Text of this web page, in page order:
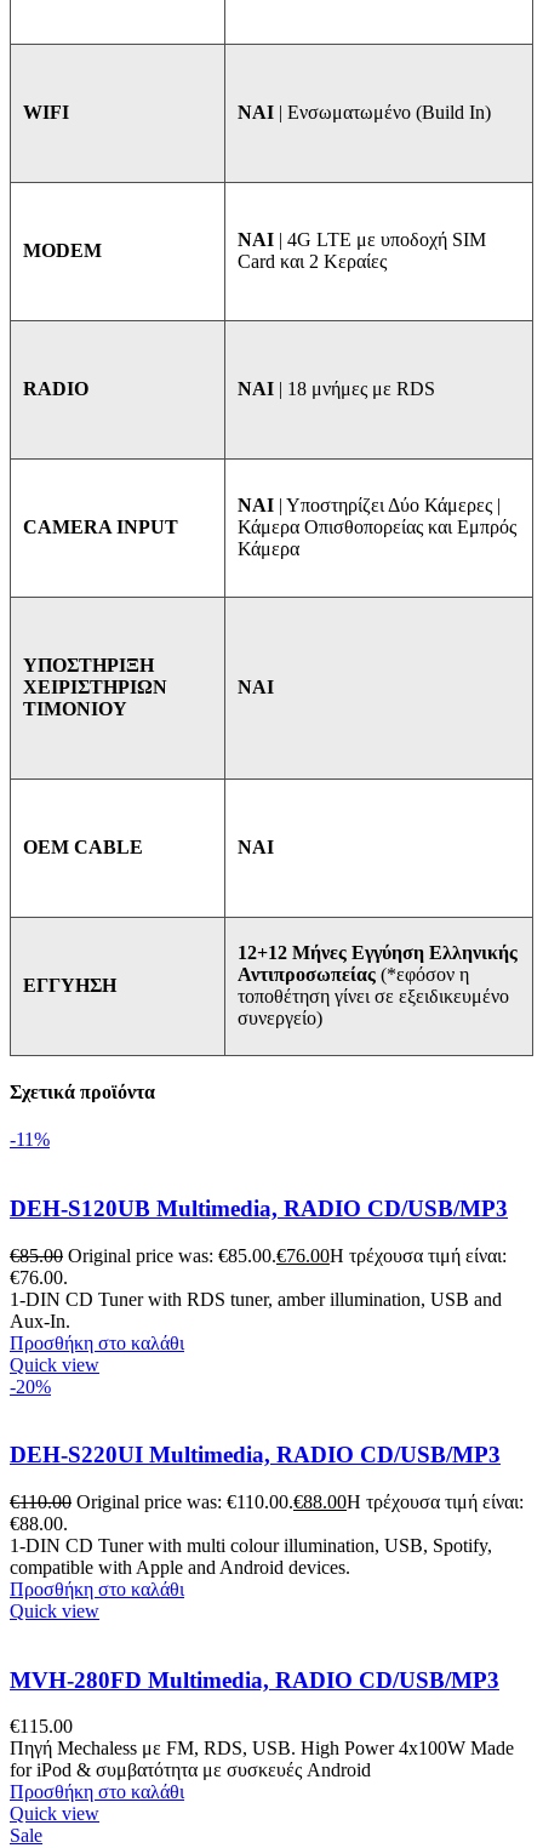
WIFI ΝΑΙ | Ενσωματωμένο (Build In)
MODEM
NAI | 4G LTE με υποδοχή SIM
Card και 2 Κεραίες
RADIO ΝΑΙ | 18 μνήμες με RDS
CAMERA INPUT
ΝΑΙ | Υποστηρίζει Δύο Κάμερες |
Κάμερα Οπισθοπορείας και Εμπρός
Κάμερα
ΥΠΟΣΤΗΡΙΞΗ
ΧΕΙΡΙΣΤΗΡΙΩΝ
ΤΙΜΟΝΙΟΥ
ΝΑΙ
OEM CABLE ΝΑΙ
ΕΓΓΥΗΣΗ
12+12 Μήνες Εγγύηση Ελληνικής
Αντιπροσωπείας (*εφόσον η
τοποθέτηση γίνει σε εξειδικευμένο
συνεργείο)
Σχετικά προϊόντα
-11%
DEH-S120UB Multimedia, RADIO CD/USB/MP3
€85.00 Original price was: €85.00.€76.00Η τρέχουσα τιμή είναι:
€76.00.
1-DIN CD Tuner with RDS tuner, amber illumination, USB and
Aux-In.
Προσθήκη στο καλάθι
Quick view
-20%
DEH-S220UI Multimedia, RADIO CD/USB/MP3
€110.00 Original price was: €110.00.€88.00Η τρέχουσα τιμή είναι:
€88.00.
1-DIN CD Tuner with multi colour illumination, USB, Spotify,
compatible with Apple and Android devices.
Προσθήκη στο καλάθι
Quick view
MVH-280FD Multimedia, RADIO CD/USB/MP3
€115.00
Πηγή Mechaless με FM, RDS, USB. High Power 4x100W Made
for iPod & συμβατότητα με συσκευές Android
Προσθήκη στο καλάθι
Quick view
Sale